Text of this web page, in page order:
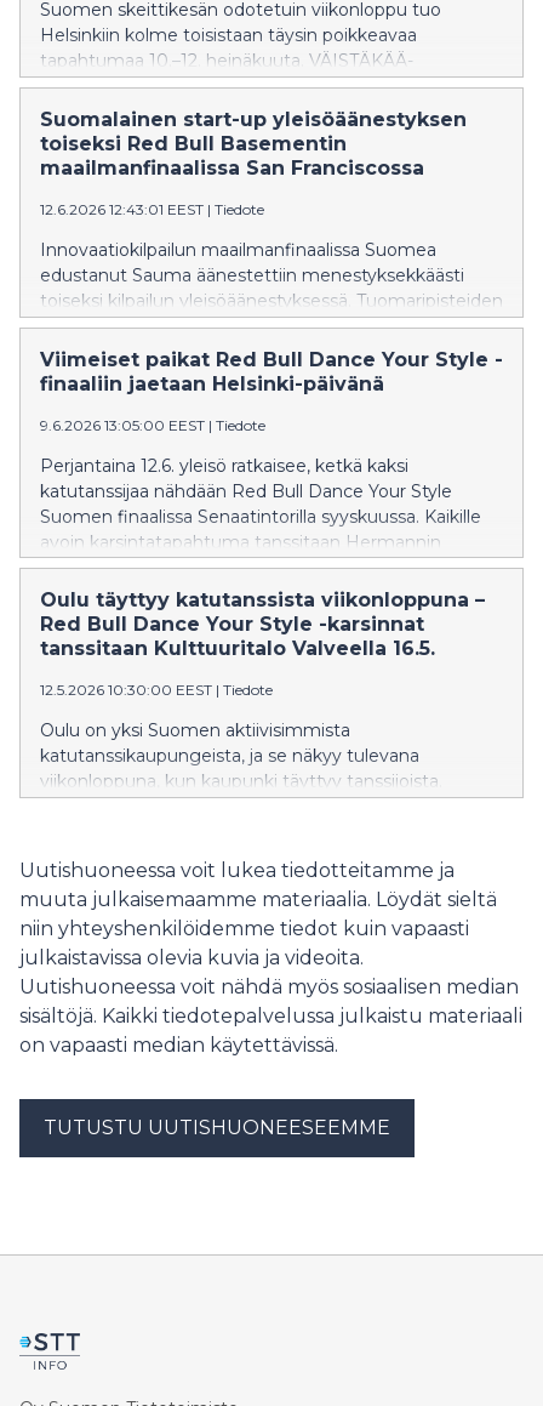
Suomen skeittikesän odotetuin viikonloppu tuo
Helsinkiin kolme toisistaan täysin poikkeavaa
tapahtumaa 10.–12. heinäkuuta. VÄISTÄKÄÄ-
viikonlopun aikana nähdään hyppyjä veden yli,
parkkiskeittausta sekä vauhdikas alamäkikilpailu, kun
lajin kotimaiset ja kansainväliset huiput kokoontuvat
yhteen.
Suomalainen start-up yleisöäänestyksen
toiseksi Red Bull Basementin
maailmanfinaalissa San Franciscossa
12.6.2026 12:43:01 EEST | Tiedote
Innovaatiokilpailun maailmanfinaalissa Suomea
edustanut Sauma äänestettiin menestyksekkäästi
toiseksi kilpailun yleisöäänestyksessä. Tuomaripisteiden
voiton ja koko kilpailun 100 000 dollarin pääpalkinnon
nappasi yhdysvaltalainen Lifeline AI. Finaali kokosi
yhteen nuoria yrittäjiä yli 40 maasta.
Viimeiset paikat Red Bull Dance Your Style -
finaaliin jaetaan Helsinki-päivänä
9.6.2026 13:05:00 EEST | Tiedote
Perjantaina 12.6. yleisö ratkaisee, ketkä kaksi
katutanssijaa nähdään Red Bull Dance Your Style
Suomen finaalissa Senaatintorilla syyskuussa. Kaikille
avoin karsintatapahtuma tanssitaan Hermannin
koripallokentällä, yhdellä Helsingin
tunnistettavimmista katukulttuuripaikoista.
Tapahtuma on osa Helsinki-päivän ohjelmistoa.
Oulu täyttyy katutanssista viikonloppuna –
Red Bull Dance Your Style -karsinnat
tanssitaan Kulttuuritalo Valveella 16.5.
12.5.2026 10:30:00 EEST | Tiedote
Oulu on yksi Suomen aktiivisimmista
katutanssikaupungeista, ja se näkyy tulevana
viikonloppuna, kun kaupunki täyttyy tanssijoista.
tapahtuman, jossa yleisö pääsee äänestämään, ketkä
kaksi tanssijaa nähdään Helsingin Senaatintorin
finaalissa.
Uutishuoneessa voit lukea tiedotteitamme ja
muuta julkaisemaamme materiaalia. Löydät sieltä
niin yhteyshenkilöidemme tiedot kuin vapaasti
julkaistavissa olevia kuvia ja videoita.
Uutishuoneessa voit nähdä myös sosiaalisen median
sisältöjä. Kaikki tiedotepalvelussa julkaistu materiaali
on vapaasti median käytettävissä.
TUTUSTU UUTISHUONEESEEMME